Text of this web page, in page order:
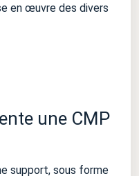
en œuvre des divers
une CMP
support, sous forme